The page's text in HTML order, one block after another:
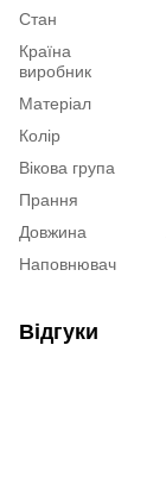
Стан
Країна
виробник
Матеріал
Колір
Вікова група
Прання
Довжина
Наповнювач
Відгуки